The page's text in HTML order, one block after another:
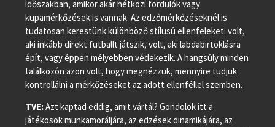
időszakban, amikor akár hétközi fordulók vagy
kupamérkőzések is vannak. Az edzőmérkőzéseknél is
tudatosan kerestünk különböző stílusú ellenfeleket: volt,
aki inkább direkt futballt játszik, volt, aki labdabirtoklásra
épít, vagy éppen mélyebben védekezik. A hangsúly minden
találkozón azon volt, hogy megnézzük, mennyire tudjuk
kontrollálni a mérkőzéseket az adott ellenféllel szemben.
TVE:Azt kaptad eddig, amit vártál? Gondolok itt a
játékosok munkamoráljára, az edzések dinamikájára, az